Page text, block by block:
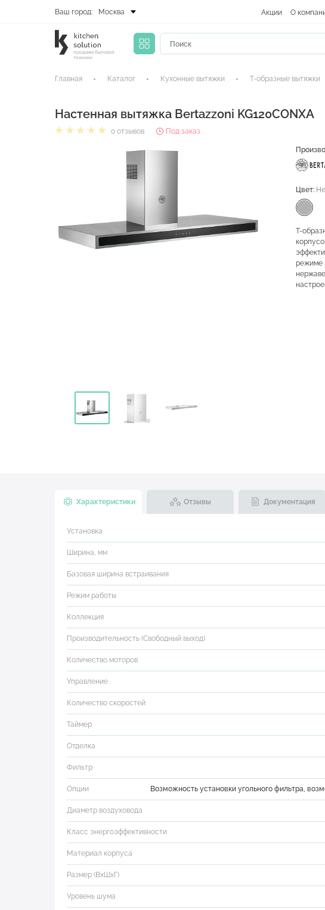
Ваш город: Москва Акции О
продажа бытовой
техники
Главная Каталог Кухонные вытяжки Т-образные вытяжки
Настенная вытяжка Bertazzoni KG120CONXA
0 отзывов Под заказ
Цвет:
Т-
режиме
Характеристики Отзывы Документация
Установка
Ширина, мм
Базовая ширина встраивания
Режим работы
Коллекция
Производительность (Свободный выход)
Количество моторов
Управление
Количество скоростей
Таймер
Отделка
Фильтр
Опции Возможность установки угольного фильтра,
Диаметр воздуховода
Класс энергоэффективности
Материал корпуса
Размер (ВхШхГ)
Уровень шума